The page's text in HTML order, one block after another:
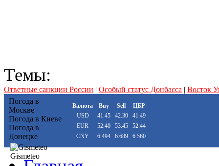
Темы:
Ответные санкции России | Особый статус Донбасса | Восток
Погода в
Москве
Погода в Киеве
Погода в
Донецке
Gismeteo
Валюта Buy Sell
ЦБР
USD
41.45 42.30
41.49
EUR
52.40 53.45
52.44
CNY
6.494 6.689 6.560